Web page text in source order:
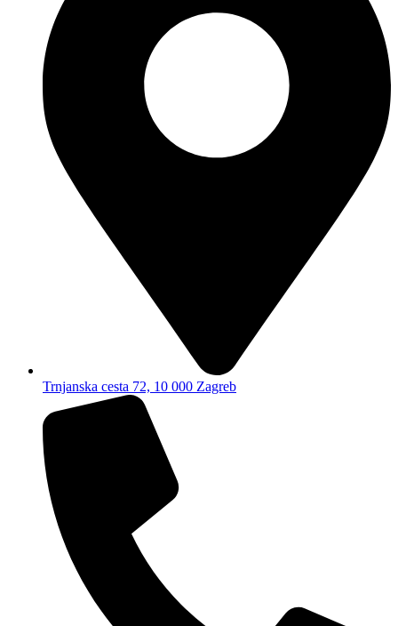
Trnjanska cesta 72, 10 000 Zagreb